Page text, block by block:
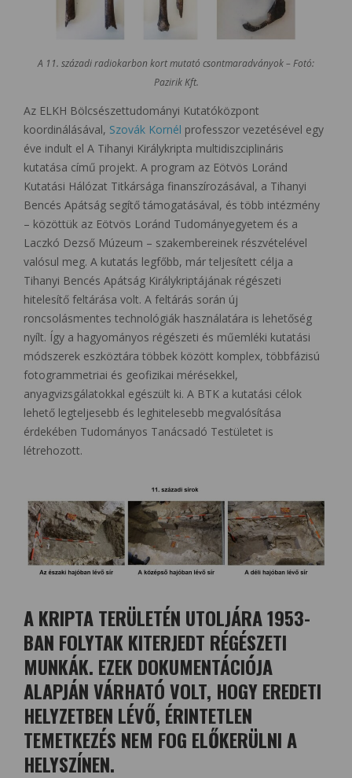
A 11. századi radiokarbon kort mutató csontmaradványok – Fotó:
Pazirik Kft.
Az ELKH Bölcsészettudományi Kutatóközpont
koordinálásával, Szovák Kornél professzor vezetésével egy
éve indult el A Tihanyi Királykripta multidiszciplináris
kutatása című projekt. A program az Eötvös Loránd
Kutatási Hálózat Titkársága finanszírozásával, a Tihanyi
Bencés Apátság segítő támogatásával, és több intézmény
– közöttük az Eötvös Loránd Tudományegyetem és a
Laczkó Dezső Múzeum – szakembereinek részvételével
valósul meg. A kutatás legfőbb, már teljesített célja a
Tihanyi Bencés Apátság Királykriptájának régészeti
hitelesítő feltárása volt. A feltárás során új
roncsolásmentes technológiák használatára is lehetőség
nyílt. Így a hagyományos régészeti és műemléki kutatási
módszerek eszköztára többek között komplex, többfázisú
fotogrammetriai és geofizikai mérésekkel,
anyagvizsgálatokkal egészült ki. A BTK a kutatási célok
lehető legteljesebb és leghitelesebb megvalósítása
érdekében Tudományos Tanácsadó Testületet is
létrehozott.
A KRIPTA TERÜLETÉN UTOLJÁRA 1953-
BAN FOLYTAK KITERJEDT RÉGÉSZETI
MUNKÁK. EZEK DOKUMENTÁCIÓJA
ALAPJÁN VÁRHATÓ VOLT, HOGY EREDETI
HELYZETBEN LÉVŐ, ÉRINTETLEN
TEMETKEZÉS NEM FOG ELŐKERÜLNI A
HELYSZÍNEN.